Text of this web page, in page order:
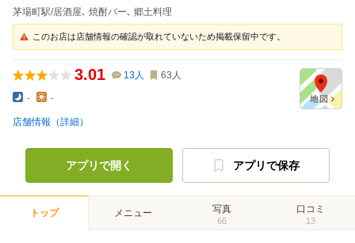
茅場町駅/居酒屋､ 焼酎バー､ 郷土料理
このお店は店舗情報の確認が取れていないため掲載保留中です。
3.01 13人 63 人
- -
店舗情報（詳細）
アプリで開く アプリで保存
トップ メニュー 写真
66
口コミ
13